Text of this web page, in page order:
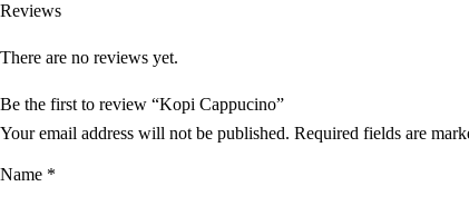
Reviews
There are no reviews yet.
Be the first to review “Kopi Cappucino”
Your email address will not be published. Required fields are
Name *